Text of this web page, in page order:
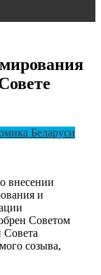
Беларуси
внесении
и
Советом
Совета
созыва,